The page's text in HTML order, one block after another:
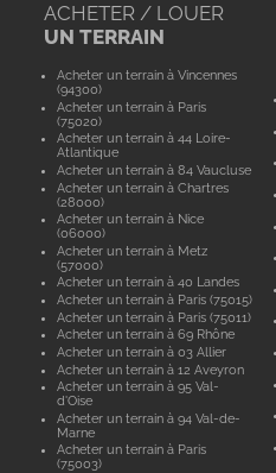
ACHETER / LOUER
UN TERRAIN
Acheter un terrain à Vincennes
(94300)
Acheter un terrain à Paris
(75020)
Acheter un terrain à 44 Loire-
Atlantique
Acheter un terrain à 84 Vaucluse
Acheter un terrain à Chartres
(28000)
Acheter un terrain à Nice
(06000)
Acheter un terrain à Metz
(57000)
Acheter un terrain à 40 Landes
Acheter un terrain à Paris (75015)
Acheter un terrain à Paris (75011)
Acheter un terrain à 69 Rhône
Acheter un terrain à 03 Allier
Acheter un terrain à 12 Aveyron
Acheter un terrain à 95 Val-
d'Oise
Acheter un terrain à 94 Val-de-
Marne
Acheter un terrain à Paris
(75003)